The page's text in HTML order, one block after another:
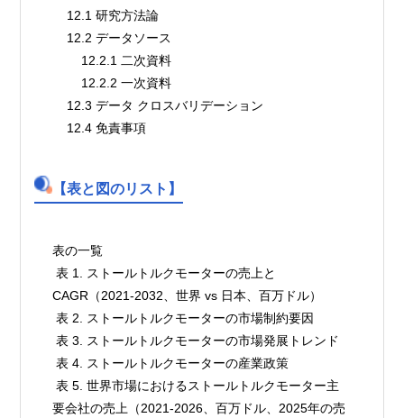
    12.1 研究方法論
    12.2 データソース
        12.2.1 二次資料
        12.2.2 一次資料
    12.3 データ クロスバリデーション
    12.4 免責事項
【表と図のリスト】
表の一覧
表 1. ストールトルクモーターの売上と
CAGR（2021-2032、世界 vs 日本、百万ドル）
表 2. ストールトルクモーターの市場制約要因
表 3. ストールトルクモーターの市場発展トレンド
表 4. ストールトルクモーターの産業政策
表 5. 世界市場におけるストールトルクモーター主
要会社の売上（2021-2026、百万ドル、2025年の売